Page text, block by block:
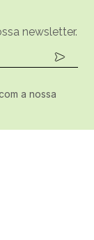
newsletter.
a nossa